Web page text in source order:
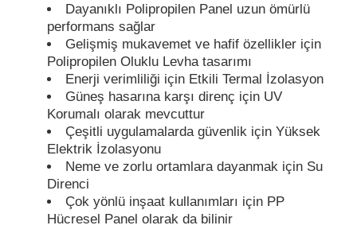
Dayanıklı Polipropilen Panel uzun ömürlü
performans sağlar
Gelişmiş mukavemet ve hafif özellikler için
Polipropilen Oluklu Levha tasarımı
Enerji verimliliği için Etkili Termal İzolasyon
Güneş hasarına karşı direnç için UV
Korumalı olarak mevcuttur
Çeşitli uygulamalarda güvenlik için Yüksek
Elektrik İzolasyonu
Neme ve zorlu ortamlara dayanmak için Su
Direnci
Çok yönlü inşaat kullanımları için PP
Hücresel Panel olarak da bilinir